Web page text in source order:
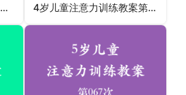
12岁儿童注意力训练教案第084次 共96次 4岁儿童注意力训练教案第034次 共96次